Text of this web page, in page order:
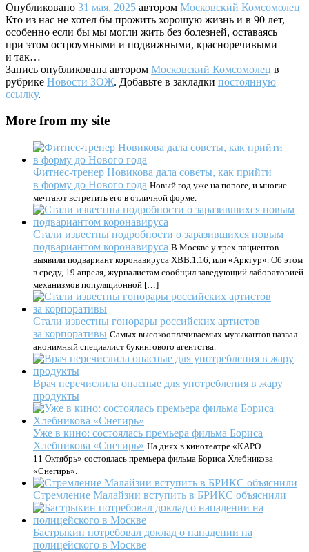
Опубликовано 31 мая, 2025 автором Московский Комсомолец
Кто из нас не хотел бы прожить хорошую жизнь и в 90 лет,
особенно если бы мы могли жить без болезней, оставаясь
при этом остроумными и подвижными, красноречивыми
и так…
Запись опубликована автором Московский Комсомолец в
рубрике Новости ЗОЖ. Добавьте в закладки постоянную
ссылку.
More from my site
Фитнес-тренер Новикова дала советы, как прийти
в форму до Нового года Новый год уже на пороге, и многие
мечтают встретить его в отличной форме.
Стали известны подробности о заразившихся новым
подвариантом коронавируса В Москве у трех пациентов
выявили подвариант коронавируса XBB.1.16, или «Арктур». Об этом
в среду, 19 апреля, журналистам сообщил заведующий лабораторией
механизмов популяционной […]
Стали известны гонорары российских артистов
за корпоративы Самых высокооплачиваемых музыкантов назвал
анонимный специалист букингового агентства.
Врач перечислила опасные для употребления в жару
продукты
Уже в кино: состоялась премьера фильма Бориса
Хлебникова «Снегирь» На днях в кинотеатре «КАРО
11 Октябрь» состоялась премьера фильма Бориса Хлебникова
«Снегирь».
Стремление Малайзии вступить в БРИКС объяснили
Бастрыкин потребовал доклад о нападении на
полицейского в Москве